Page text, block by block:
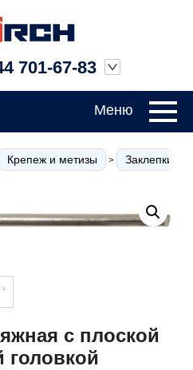
701-67-83
Меню
Крепеж и метизы > Заклепки и
с плоской
головкой